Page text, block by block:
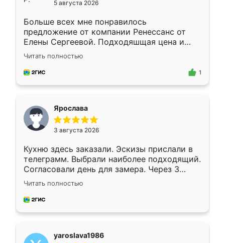
5 августа 2026
Больше всех мне понравилось
предложение от компании Ренессанс от
Елены Сергеевой. Подходяшщая цена и
короткие сроки изготовления. Приехавший
для замера сотрудник Владислав
предложил по моему эскизу самый
Читать полностью
1
Ярослава
3 августа 2026
Кухню здесь заказали. Эскизы прислали в
телеграмм. Выбрали наиболее подходящий.
Согласовали день для замера. Через 3
недели кухня была уже готова. Остались
довольны работой. Спасибо Ренессанс
мебель за качественную работу!
Читать полностью
yaroslava1986